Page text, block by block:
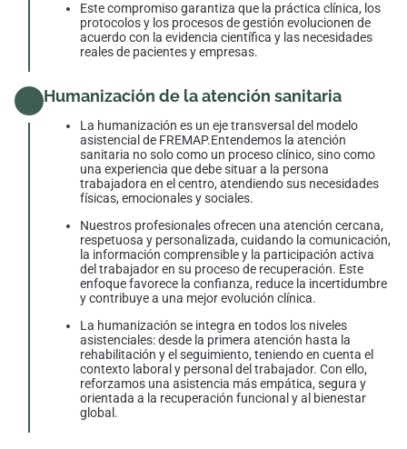
Este compromiso garantiza que la práctica clínica, los
protocolos y los procesos de gestión evolucionen de
acuerdo con la evidencia científica y las necesidades
reales de pacientes y empresas.
Humanización de la atención sanitaria
La humanización es un eje transversal del modelo
asistencial de FREMAP.Entendemos la atención
sanitaria no solo como un proceso clínico, sino como
una experiencia que debe situar a la persona
trabajadora en el centro, atendiendo sus necesidades
físicas, emocionales y sociales.
Nuestros profesionales ofrecen una atención cercana,
respetuosa y personalizada, cuidando la comunicación,
la información comprensible y la participación activa
del trabajador en su proceso de recuperación. Este
enfoque favorece la confianza, reduce la incertidumbre
y contribuye a una mejor evolución clínica.
La humanización se integra en todos los niveles
asistenciales: desde la primera atención hasta la
rehabilitación y el seguimiento, teniendo en cuenta el
contexto laboral y personal del trabajador. Con ello,
reforzamos una asistencia más empática, segura y
orientada a la recuperación funcional y al bienestar
global.